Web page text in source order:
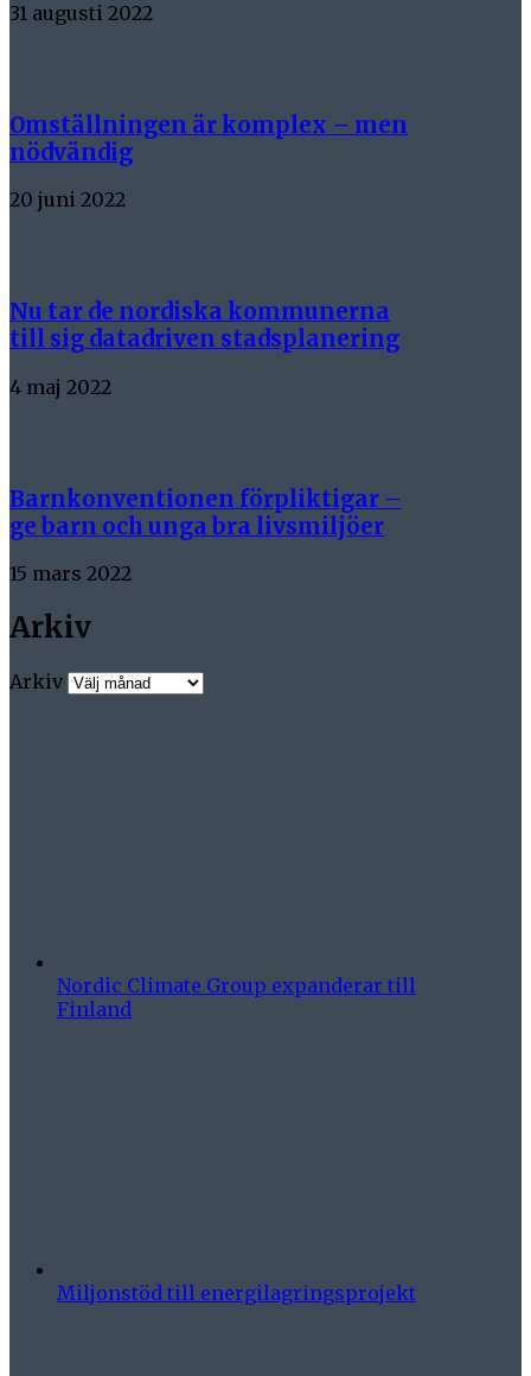
31 augusti 2022
Omställningen är komplex – men
nödvändig
20 juni 2022
Nu tar de nordiska kommunerna
till sig datadriven stadsplanering
4 maj 2022
Barnkonventionen förpliktigar –
ge barn och unga bra livsmiljöer
15 mars 2022
Arkiv
Arkiv
Nordic Climate Group expanderar till
Finland
Miljonstöd till energilagringsprojekt